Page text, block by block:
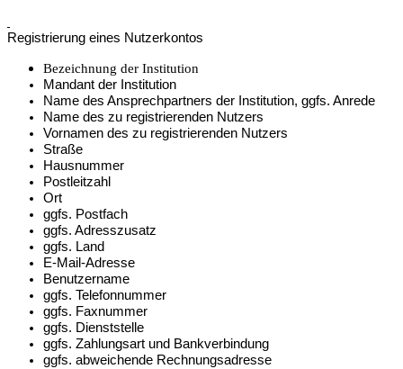
Registrierung eines Nutzerkontos
Bezeichnung der Institution
Mandant der Institution
Name des Ansprechpartners der Institution, ggfs. Anrede
Name des zu registrierenden Nutzers
Vornamen des zu registrierenden Nutzers
Straße
Hausnummer
Postleitzahl
Ort
ggfs. Postfach
ggfs. Adresszusatz
ggfs. Land
E-Mail-Adresse
Benutzername
ggfs. Telefonnummer
ggfs. Faxnummer
ggfs. Dienststelle
ggfs. Zahlungsart und Bankverbindung
ggfs. abweichende Rechnungsadresse